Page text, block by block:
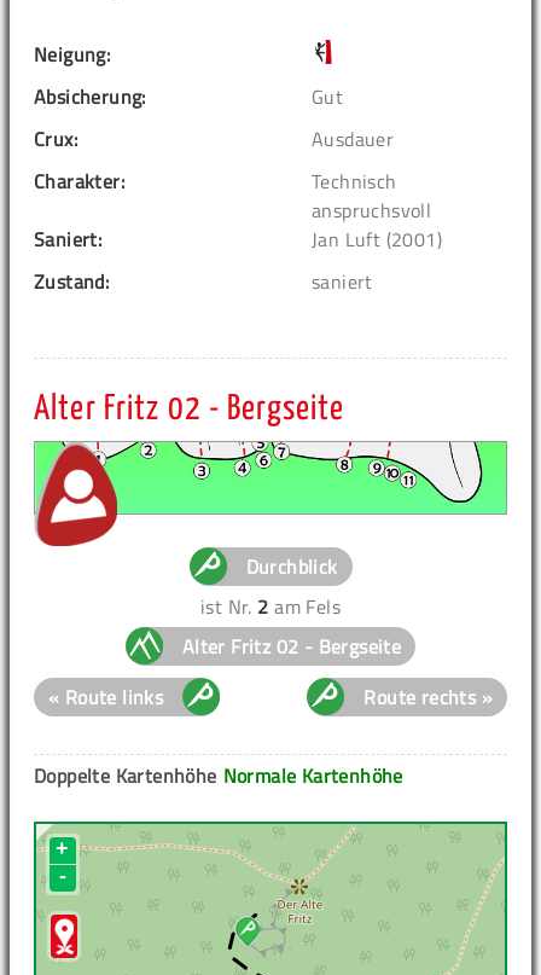
Neigung:
Absicherung:
Gut
Crux:
Ausdauer
Charakter:
Technisch
anspruchsvoll
Saniert:
Jan Luft (2001)
Zustand:
saniert
Alter Fritz 02 - Bergseite
Durchblick
ist Nr. 2 am Fels
Alter Fritz 02 - Bergseite
« Route links
Route rechts »
Normale Kartenhöhe
Doppelte Kartenhöhe
+
-